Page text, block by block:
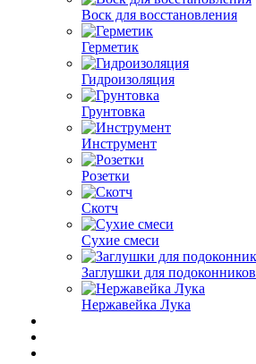
Воск для восстановления
Герметик
Гидроизоляция
Грунтовка
Инструмент
Розетки
Скотч
Сухие смеси
Заглушки для подоконников
Нержавейка Лука